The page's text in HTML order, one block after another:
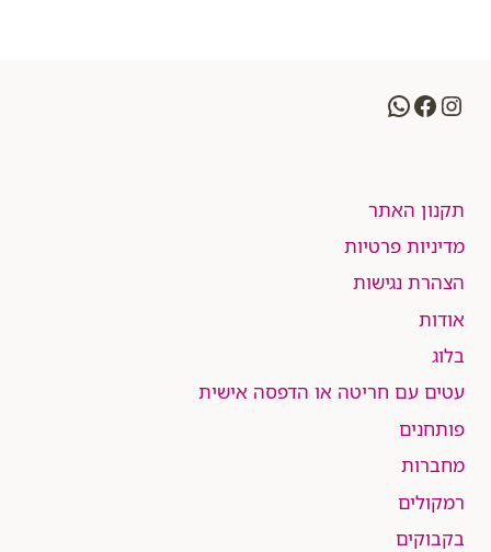
Instagram
Facebook
WhatsApp
תקנון האתר
מדיניות פרטיות
הצהרת נגישות
אודות
בלוג
עטים עם חריטה או הדפסה אישית
פותחנים
מחברות
רמקולים
בקבוקים